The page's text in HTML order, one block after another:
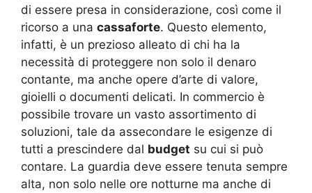
di essere presa in considerazione, così come il
ricorso a una cassaforte. Questo elemento,
infatti, è un prezioso alleato di chi ha la
necessità di proteggere non solo il denaro
contante, ma anche opere d’arte di valore,
gioielli o documenti delicati. In commercio è
possibile trovare un vasto assortimento di
soluzioni, tale da assecondare le esigenze di
tutti a prescindere dal budget su cui si può
contare. La guardia deve essere tenuta sempre
alta, non solo nelle ore notturne ma anche di